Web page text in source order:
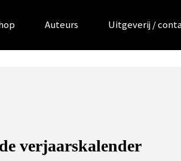
Auteurs Uitgeverij /
verjaarskalender